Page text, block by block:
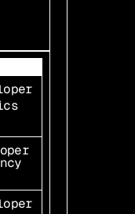
oper
cs
oper
ncy
oper